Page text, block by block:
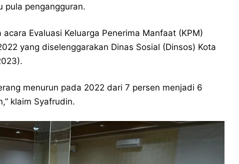
pula pengangguran.
Evaluasi Keluarga Penerima Manfaat (KPM)
yang diselenggarakan Dinas Sosial (Dinsos) Kota
menurun pada 2022 dari 7 persen menjadi 6
klaim Syafrudin.